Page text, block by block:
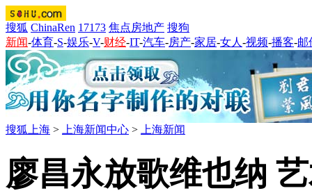
搜狐 ChinaRen 17173 焦点房地产 搜狗
新闻-体育-S-娱乐-V-财经-IT-汽车-房产-家居-女人 -视频-播客-邮
搜狐上海 > 上海新闻中心 > 上海新闻
廖昌永放歌维也纳